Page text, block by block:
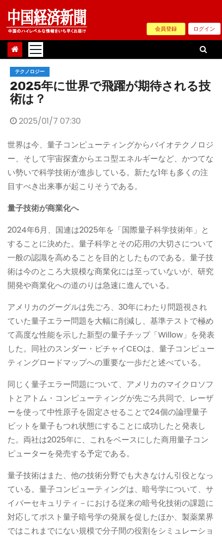
Skip
content
会員登録 ログイン
テクノロジー
2025年に世界で飛躍が期待される技
術は？
2025/01/7 07:30
世界は今、量子コンピューティングからバイオテクノロジ
ー、そして宇宙探査からエコ型エネルギーなど、かつてな
い勢いで科学技術が進歩している。新たな1年も多くの注
目すべき出来事が起こりそうである。
量子技術が商業化へ
2024年6月、国連は2025年を「国際量子科学技術年」と
することに決めた。量子科学とその応用の大切さについて
一般の認識を高めることを目的としたものである。量子技
術は今のところ大規模な商業化には至っていないが、研究
開発や商業化への道のりは急速に進んでいる。
アメリカのグーグルは先ごろ、30年にわたり問題視され
ていた量子エラー問題を大幅に削減し、基準テストで極め
て高度な性能を示した新型の量子チップ「Willow」を発表
した。同社のスンダー・ピチャイCEOは、量子コンピュー
ティングロードマップへの重要な一歩だと述べている。
同じく量子エラー問題について、アメリカのマイクロソフ
トとアトム・コンピューティングが先ごろ共同で、レーザ
ーを使って中性原子を固定させることで24個の論理量子
ビットを量子もつれ状態にすることに成功したと発表し
た。両社は2025年に、これをベースにした商用量子コン
ピューターを発売する予定である。
量子技術はまた、他の技術分野でも大きなけん引役となっ
ている。量子コンピューティングは、暗号学について、サ
イバーセキュリティ－における従来の暗号化技術の課題に
対応してポスト量子暗号学の発展を促したほか、製薬業界
ではこれまでにない規模で分子間の役割をシミュレーショ